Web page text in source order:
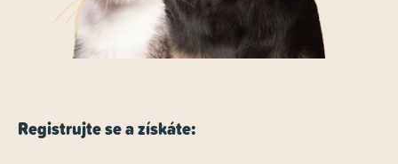
Registrujte se a získáte: